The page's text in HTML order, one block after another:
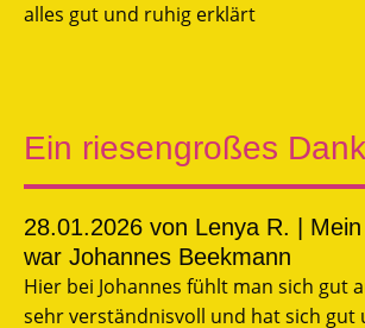
alles gut und ruhig erklärt
Ein riesengroßes
28.01.2026 von Lenya R. |
war Johannes Beekmann
Hier bei Johannes fühlt man sich gut
sehr verständnisvoll und hat sich gut